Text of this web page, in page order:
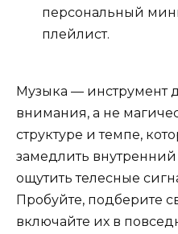
персональный
плейлист.
Музыка — инструмент
внимания, а не
структуре и темпе,
замедлить
ощутить телесные
Пробуйте, подберите
включайте их в